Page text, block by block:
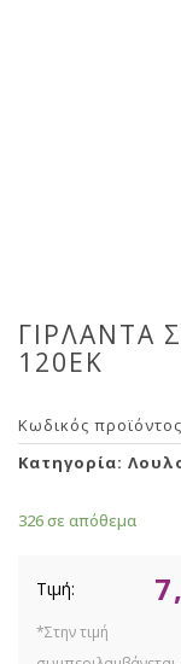
ΓΙΡΛΑΝΤΑ
120ΕΚ
Κωδικός
Κατηγορία:
326 σε απόθεμα